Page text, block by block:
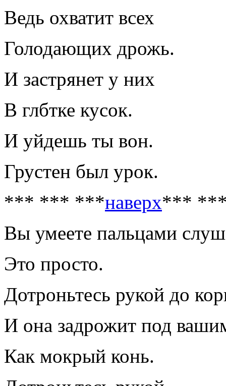
Ведь охватит всех
Голодающих дрожь.
И застрянет у них
В глбтке кусок.
И уйдешь ты вон.
Грустен был урок.
*** *** ***наверх***
Вы умеете пальцами
Это просто.
Дотроньтесь рукой до
И она задрожит под
Как мокрый конь.